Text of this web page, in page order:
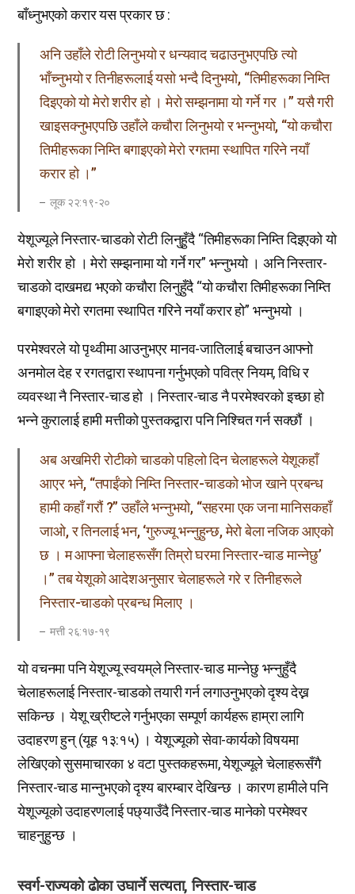
बाँध्नुभएको करार यस प्रकार छ :
अनि उहाँले रोटी लिनुभयो र धन्यवाद चढाउनुभएपछि त्यो
भाँच्नुभयो र तिनीहरूलाई यसो भन्दै दिनुभयो, “तिमीहरूका निम्ति
दिइएको यो मेरो शरीर हो । मेरो सम्झनामा यो गर्ने गर ।” यसै गरी
खाइसक्नुभएपछि उहाँले कचौरा लिनुभयो र भन्नुभयो, “यो कचौरा
तिमीहरूका निम्ति बगाइएको मेरो रगतमा स्थापित गरिने नयाँ
करार हो ।”
लूक २२:१९-२०
येशूज्यूले निस्तार-चाडको रोटी लिनुहुँदै “तिमीहरूका निम्ति दिइएको यो
मेरो शरीर हो । मेरो सम्झनामा यो गर्ने गर” भन्नुभयो । अनि निस्तार-
चाडको दाखमद्य भएको कचौरा लिनुहुँदै “यो कचौरा तिमीहरूका निम्ति
बगाइएको मेरो रगतमा स्थापित गरिने नयाँ करार हो” भन्नुभयो ।
परमेश्वरले यो पृथ्वीमा आउनुभएर मानव-जातिलाई बचाउन आफ्नो
अनमोल देह र रगतद्वारा स्थापना गर्नुभएको पवित्र नियम, विधि र
व्यवस्था नै निस्तार-चाड हो । निस्तार-चाड नै परमेश्वरको इच्छा हो
भन्ने कुरालाई हामी मत्तीको पुस्तकद्वारा पनि निश्चित गर्न सक्छौं ।
अब अखमिरी रोटीको चाडको पहिलो दिन चेलाहरूले येशूकहाँ
आएर भने, “तपाईंको निम्ति निस्‍तार-चाडको भोज खाने प्रबन्ध
हामी कहाँ गरौं ?” उहाँले भन्नुभयो, “सहरमा एक जना मानिसकहाँ
जाओ, र तिनलाई भन, ‘गुरुज्यू भन्नुहुन्छ, मेरो बेला नजिक आएको
छ । म आफ्ना चेलाहरूसँग तिम्रो घरमा निस्तार-चाड मान्नेछु’
।” तब येशूको आदेशअनुसार चेलाहरूले गरे र तिनीहरूले
निस्तार-चाडको प्रबन्ध मिलाए ।
मत्ती २६:१७-१९
यो वचनमा पनि येशूज्यू स्वयम्‌ले निस्तार-चाड मान्नेछु भन्नुहुँदै
चेलाहरूलाई निस्तार-चाडको तयारी गर्न लगाउनुभएको दृश्य देख्न
सकिन्छ । येशू ख्रीष्टले गर्नुभएका सम्पूर्ण कार्यहरू हाम्रा लागि
उदाहरण हुन् (यूह १३:१५) । येशूज्यूको सेवा-कार्यको विषयमा
लेखिएको सुसमाचारका ४ वटा पुस्तकहरूमा, येशूज्यूले चेलाहरूसँगै
निस्तार-चाड मान्नुभएको दृश्य बारम्बार देखिन्छ । कारण हामीले पनि
येशूज्यूको उदाहरणलाई पछ्याउँदै निस्तार-चाड मानेको परमेश्वर
चाहनुहुन्छ ।
स्वर्ग-राज्यको ढोका उघार्ने सत्यता, निस्तार-चाड